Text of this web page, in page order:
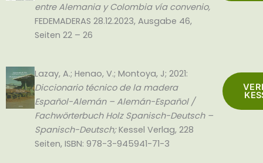
entre Alemania y Colombia vía convenio,
FEDEMADERAS 28.12.2023, Ausgabe 46,
Seiten 22 – 26
Lazay, A.; Henao, V.; Montoya, J; 2021:
Diccionario técnico de la madera
Español-Alemán – Alemán-Español /
Fachwörterbuch Holz Spanisch-Deutsch –
Spanisch-Deutsch;Kessel Verlag, 228
Seiten, ISBN: 978-3-945941-71-3